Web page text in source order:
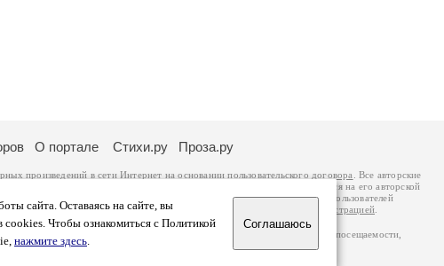
сайта. Оставаясь на сайте, вы
cookies. Чтобы ознакомиться с Политикой
нажмите здесь.
Соглашаюсь
О портале Стихи.ру Проза.ру
произведений в сети Интернет на основаниипользовательского договора
. Все авторские
возможна только с согласия его автора, к которому вы можете обратиться на его авторской
законодательства Российской Федерации. Данные пользователей
более подробнуюинформацию о портале связаться с администрацией
просматривают более двух миллионов страниц по данным счетчика посещаемости,
просмотров и количество посетителей.